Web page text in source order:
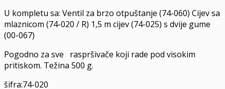
U kompletu sa: Ventil za brzo otpuštanje (74-060) Cijev sa
mlaznicom (74-020 / R) 1,5 m cijev (74-025) s dvije gume
(00-067)
Pogodno za sve raspršivače koji rade pod visokim
pritiskom. Težina 500 g.
šifra:74-020